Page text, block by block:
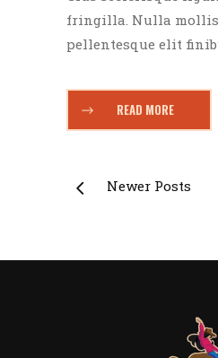
fringilla. Nulla mollis
pellentesque elit
READ MORE
Newer Posts